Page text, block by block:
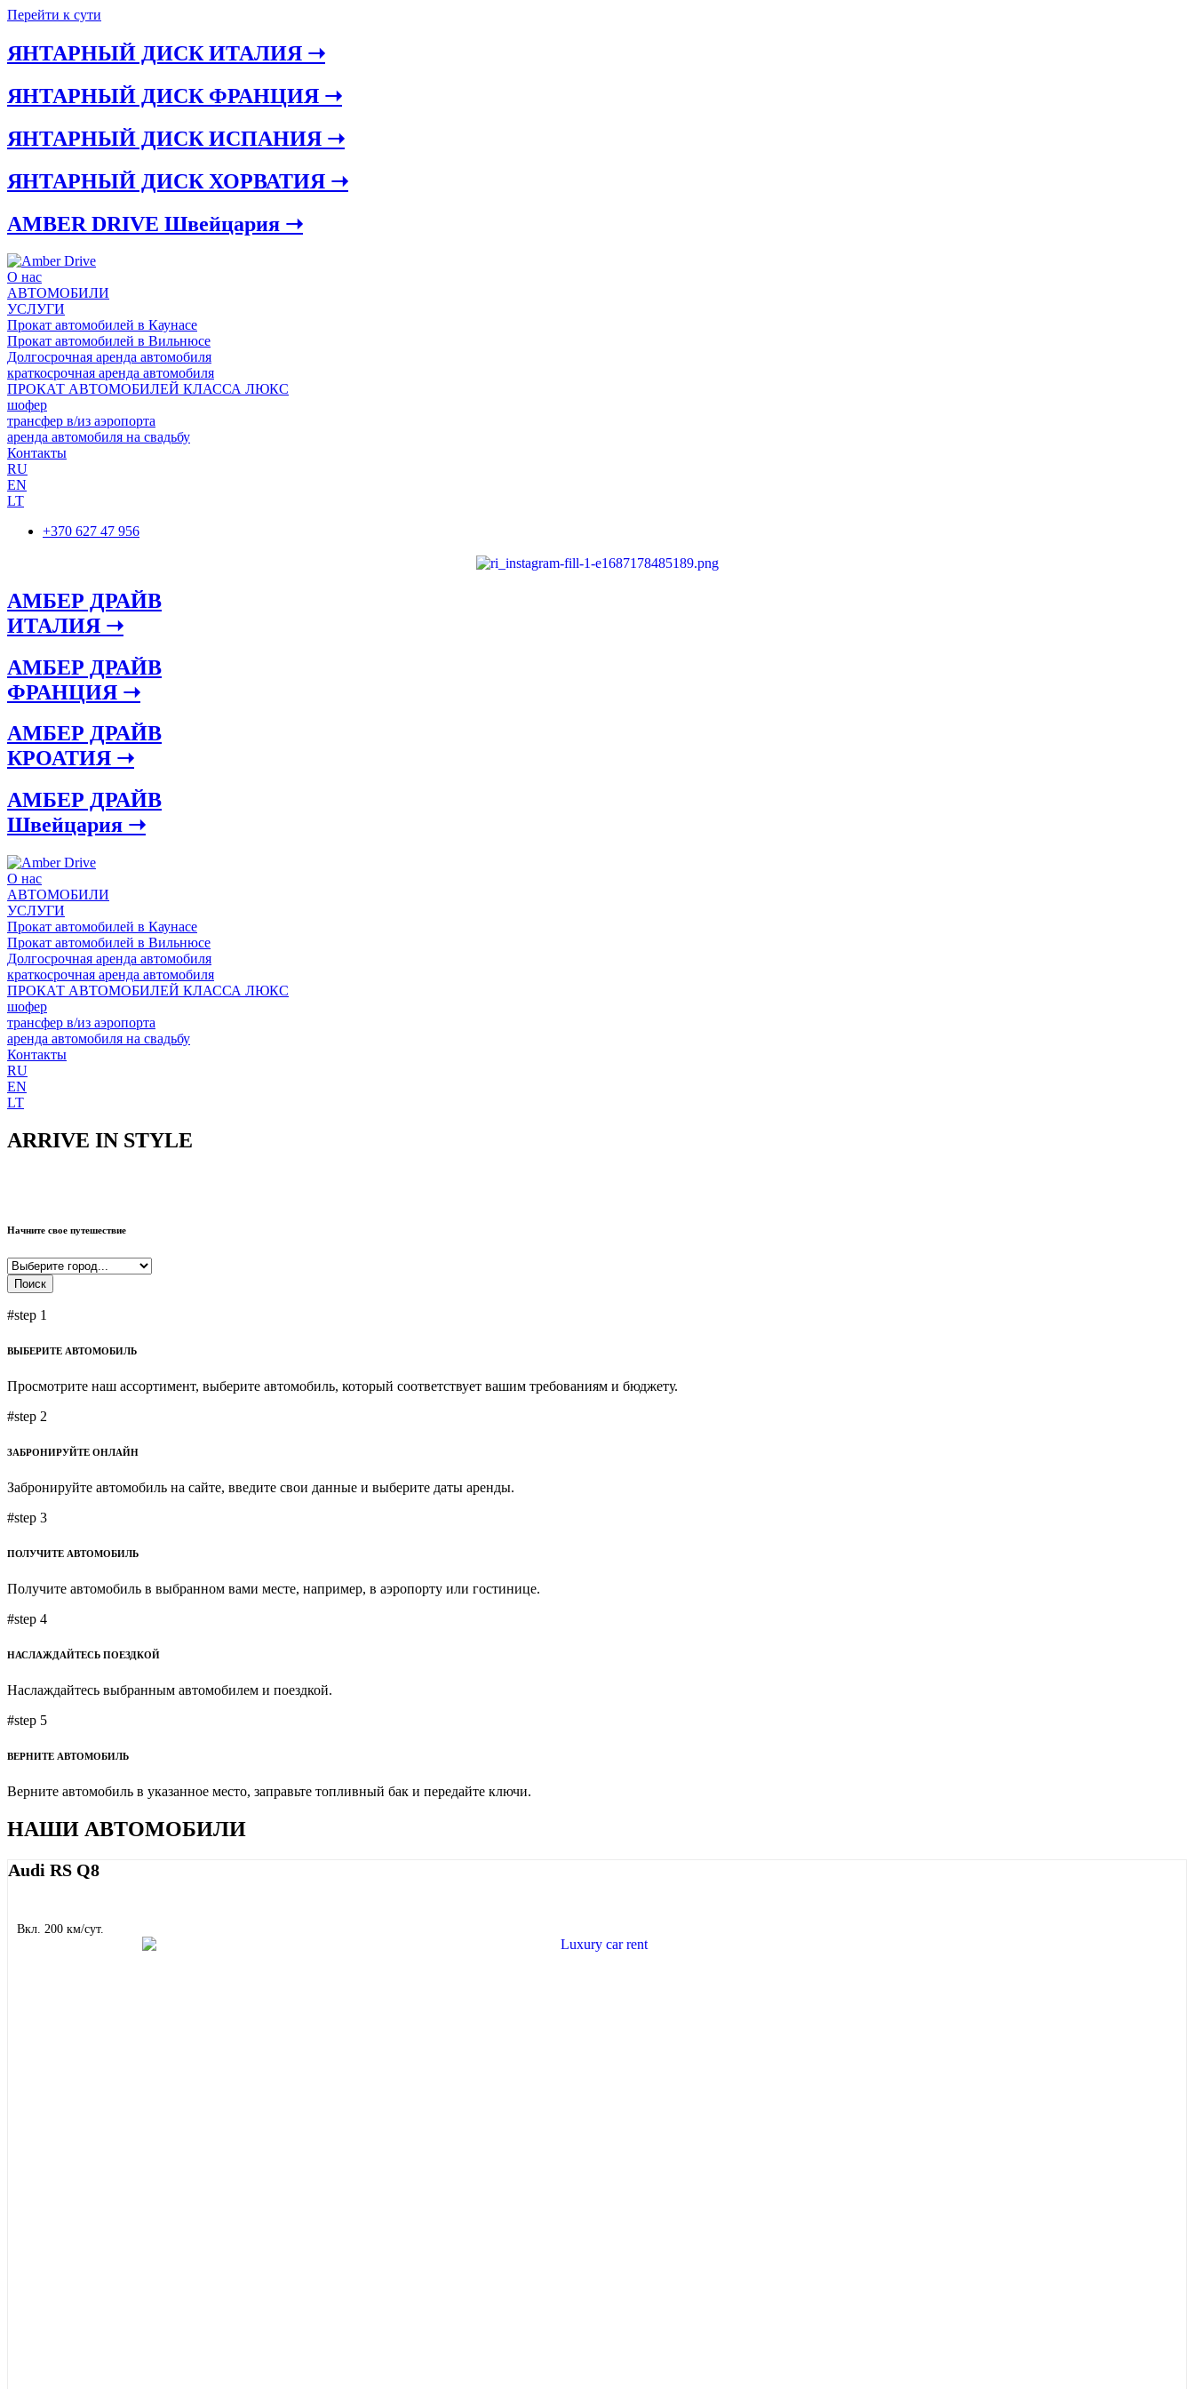
Перейти к сути
ЯНТАРНЫЙ ДИСК ИТАЛИЯ ➝
ЯНТАРНЫЙ ДИСК ФРАНЦИЯ ➝
ЯНТАРНЫЙ ДИСК ИСПАНИЯ ➝
ЯНТАРНЫЙ ДИСК ХОРВАТИЯ ➝
AMBER DRIVE Швейцария ➝
О нас
АВТОМОБИЛИ
УСЛУГИ
Прокат автомобилей в Каунасе
Прокат автомобилей в Вильнюсе
Долгосрочная аренда автомобиля
краткосрочная аренда автомобиля
ПРОКАТ АВТОМОБИЛЕЙ КЛАССА ЛЮКС
шофер
трансфер в/из аэропорта
аренда автомобиля на свадьбу
Контакты
RU
EN
LT
+370 627 47 956
АМБЕР ДРАЙВ
ИТАЛИЯ ➝
АМБЕР ДРАЙВ
ФРАНЦИЯ ➝
АМБЕР ДРАЙВ
КРОАТИЯ ➝
АМБЕР ДРАЙВ
Швейцария ➝
О нас
АВТОМОБИЛИ
УСЛУГИ
Прокат автомобилей в Каунасе
Прокат автомобилей в Вильнюсе
Долгосрочная аренда автомобиля
краткосрочная аренда автомобиля
ПРОКАТ АВТОМОБИЛЕЙ КЛАССА ЛЮКС
шофер
трансфер в/из аэропорта
аренда автомобиля на свадьбу
Контакты
RU
EN
LT
ARRIVE IN STYLE
Начните свое путешествие
Поиск
#step 1
ВЫБЕРИТЕ АВТОМОБИЛЬ
Просмотрите наш ассортимент, выберите автомобиль, который соответствует вашим требованиям и бюджету.
#step 2
ЗАБРОНИРУЙТЕ ОНЛАЙН
Забронируйте автомобиль на сайте, введите свои данные и выберите даты аренды.
#step 3
ПОЛУЧИТЕ АВТОМОБИЛЬ
Получите автомобиль в выбранном вами месте, например, в аэропорту или гостинице.
#step 4
НАСЛАЖДАЙТЕСЬ ПОЕЗДКОЙ
Наслаждайтесь выбранным автомобилем и поездкой.
#step 5
ВЕРНИТЕ АВТОМОБИЛЬ
Верните автомобиль в указанное место, заправьте топливный бак и передайте ключи.
НАШИ АВТОМОБИЛИ
Audi RS Q8
Вкл. 200 км/сут.